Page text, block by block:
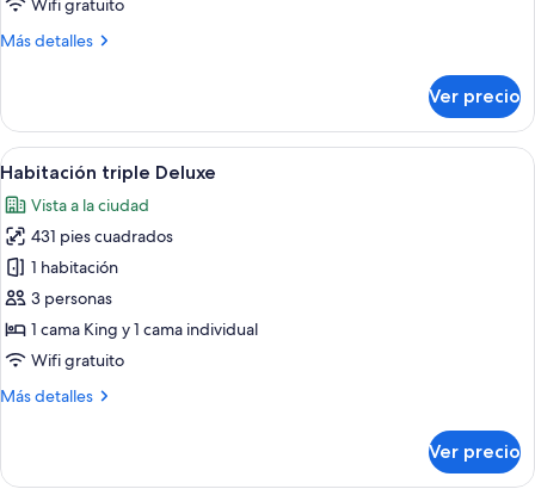
la
Wifi gratuito
Más detalles
Más
Confort,
vista
a
ciudad
Ver precio
Abrir
todas
las
fotos
de
Habitación
triple
Deluxe
Un dormitorio con cama de madera,
11
Habitación triple Deluxe
Vista a la ciudad
431 pies cuadrados
1 habitación
3 personas
1 cama King y 1 cama individual
Wifi gratuito
Más detalles
Más
triple
Ver precio